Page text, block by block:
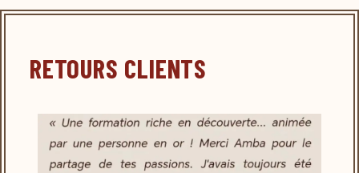
RETOURS CLIENTS